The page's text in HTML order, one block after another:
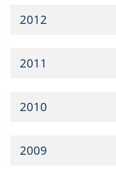
2012
2011
2010
2009